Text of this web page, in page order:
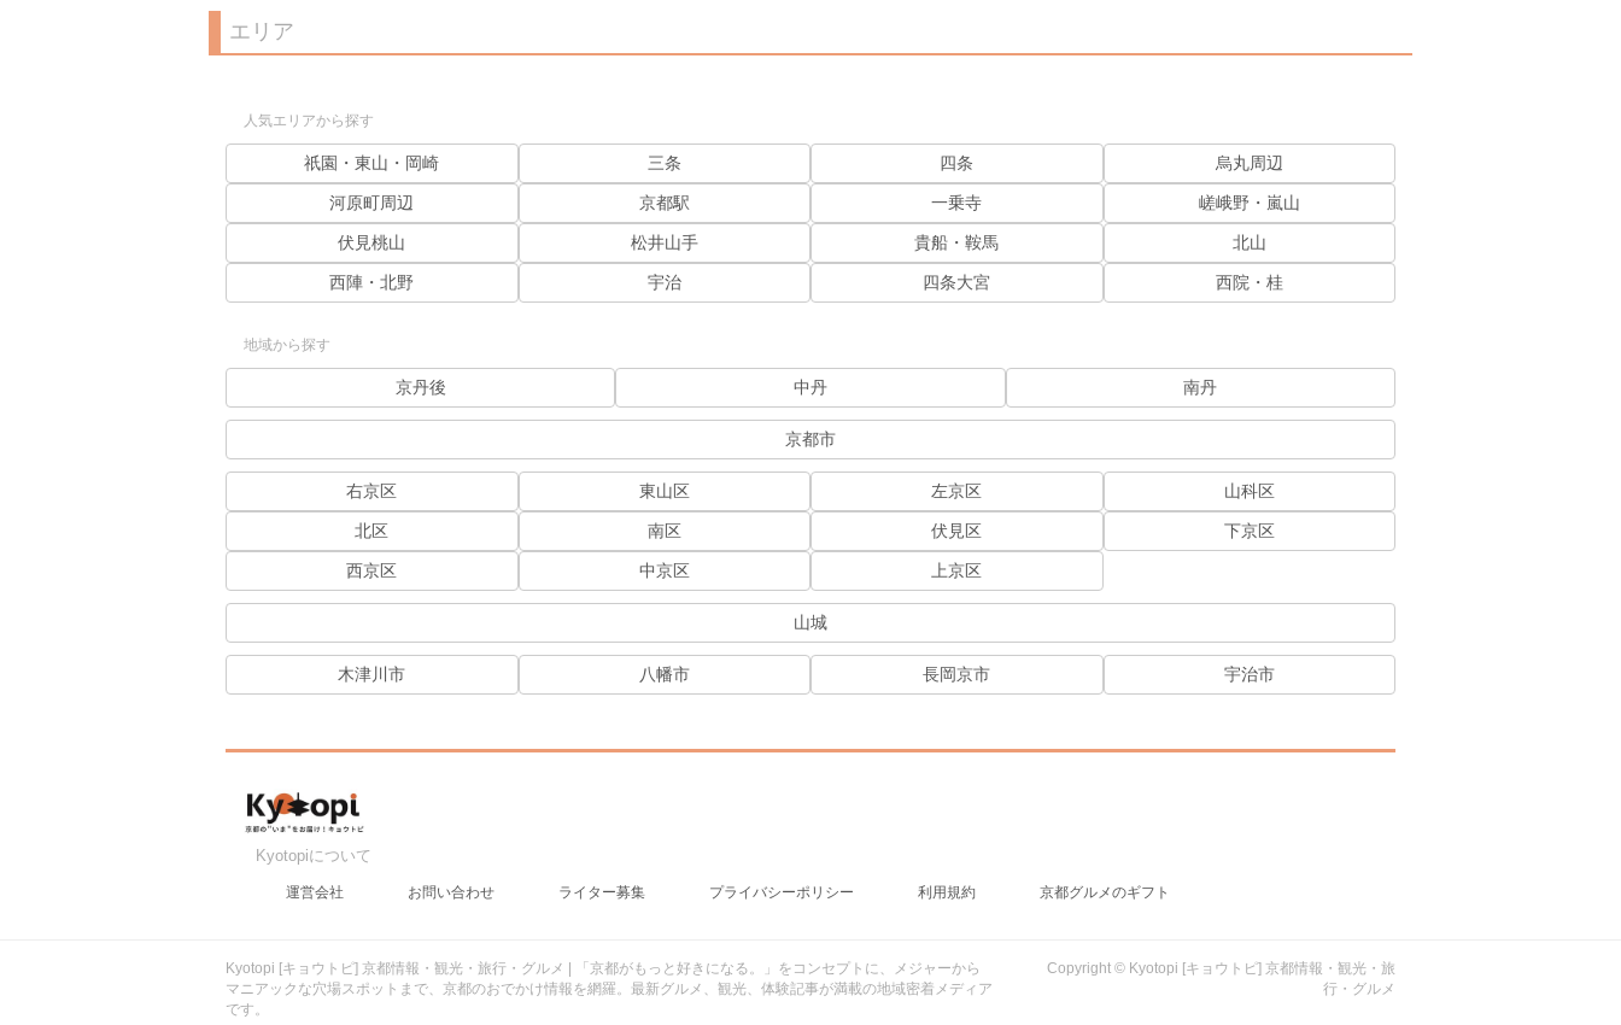
エリア
人気エリアから探す
祇園・東山・岡崎 三条 四条 烏丸周辺
河原町周辺 京都駅 一乗寺 嵯峨野・嵐山
伏見桃山 松井山手 貴船・鞍馬 北山
西陣・北野 宇治 四条大宮 西院・桂
地域から探す
京丹後 中丹 南丹
京都市
右京区 東山区 左京区 山科区
北区 南区 伏見区 下京区
西京区 中京区 上京区
山城
木津川市 八幡市 長岡京市 宇治市
Kyotopiについて
運営会社 お問い合わせ ライター募集 プライバシーポリシー 利用規約 京都グルメのギフト
Kyotopi [キョウトピ] 京都情報・観光・旅行・グルメ | 「京都がもっと好きになる。」をコンセプトに、メジャーから
マニアックな穴場スポットまで、京都のおでかけ情報を網羅。最新グルメ、観光、体験記事が満載の地域密着メディア
です。
Copyright © Kyotopi [キョウトピ] 京都情報・観光・旅
行・グルメ